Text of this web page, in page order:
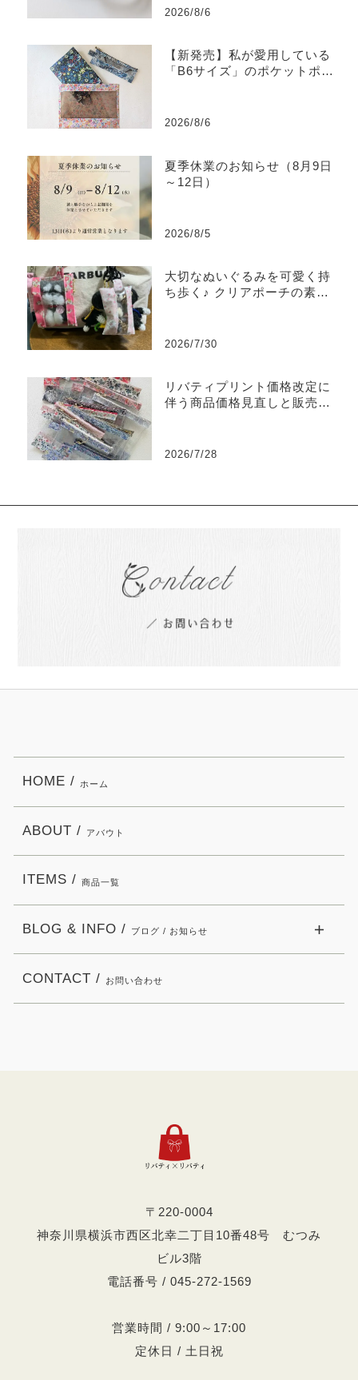
2026/8/6
【新発売】私が愛用している
「B6サイズ」のポケットポー
2026/8/6
夏季休業のお知らせ（8月9日
～12日）
2026/8/5
大切なぬいぐるみを可愛く持
ち歩く♪ クリアポーチの素敵
2026/7/30
リバティプリント価格改定に
伴う商品価格見直しと販売終
2026/7/28
〒220-0004
神奈川県横浜市西区北幸二丁目10番48号 むつみ
ビル3階
電話番号 / 045-272-1569
営業時間 / 9:00～17:00
定休日 / 土日祝
HOME / ホーム
ABOUT / アバウト
ITEMS / 商品一覧
BLOG & INFO / ブログ / お知らせ
CONTACT / お問い合わせ